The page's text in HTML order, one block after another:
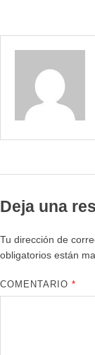
Deja una
Tu dirección de
obligatorios están
COMENTARIO*